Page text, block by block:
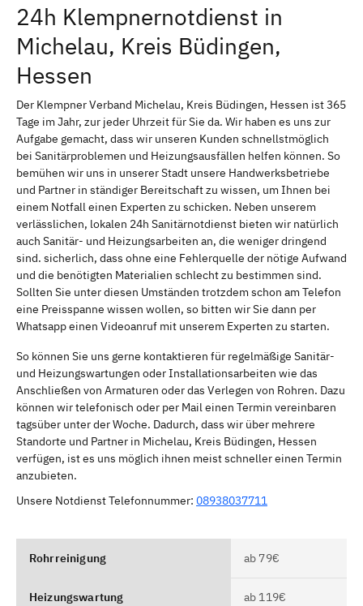
24h Klempnernotdienst in
Michelau, Kreis Büdingen,
Hessen
Der Klempner Verband Michelau, Kreis Büdingen, Hessen ist 365
Tage im Jahr, zur jeder Uhrzeit für Sie da. Wir haben es uns zur
Aufgabe gemacht, dass wir unseren Kunden schnellstmöglich
bei Sanitärproblemen und Heizungsausfällen helfen können. So
bemühen wir uns in unserer Stadt unsere Handwerksbetriebe
und Partner in ständiger Bereitschaft zu wissen, um Ihnen bei
einem Notfall einen Experten zu schicken. Neben unserem
verlässlichen, lokalen 24h Sanitärnotdienst bieten wir natürlich
auch Sanitär- und Heizungsarbeiten an, die weniger dringend
sind. sicherlich, dass ohne eine Fehlerquelle der nötige Aufwand
und die benötigten Materialien schlecht zu bestimmen sind.
Sollten Sie unter diesen Umständen trotzdem schon am Telefon
eine Preisspanne wissen wollen, so bitten wir Sie dann per
Whatsapp einen Videoanruf mit unserem Experten zu starten.
So können Sie uns gerne kontaktieren für regelmäßige Sanitär-
und Heizungswartungen oder Installationsarbeiten wie das
Anschließen von Armaturen oder das Verlegen von Rohren. Dazu
können wir telefonisch oder per Mail einen Termin vereinbaren
tagsüber unter der Woche. Dadurch, dass wir über mehrere
Standorte und Partner in Michelau, Kreis Büdingen, Hessen
verfügen, ist es uns möglich ihnen meist schneller einen Termin
anzubieten.
Unsere Notdienst Telefonnummer: 08938037711
Rohrreinigung ab 79€
Heizungswartung ab 119€